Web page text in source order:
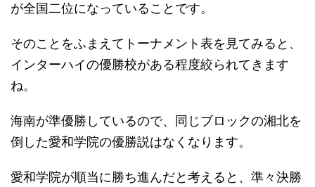
が全国二位になっていることです。
そのことをふまえてトーナメント表を見てみると、
インターハイの優勝校がある程度絞られてきます
ね。
海南が準優勝しているので、同じブロックの湘北を
倒した愛和学院の優勝説はなくなります。
愛和学院が順当に勝ち進んだと考えると、準々決勝